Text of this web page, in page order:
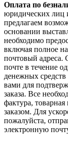
Оплата по
юридических лиц
предлагаем
основании
необходимо
включая полное
почтовый адреса.
почте в течение
денежных
вами для
заказа. Все
фактура, товарная
заказом. Для
пожалуйста,
электронную